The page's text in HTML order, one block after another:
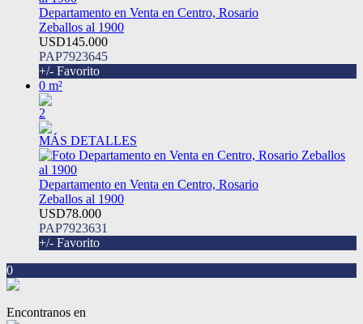
Departamento en Venta en Centro, Rosario
Zeballos al 1900
USD145.000
PAP7923645
+/- Favorito
0 m²
2
MÁS DETALLES
Departamento en Venta en Centro, Rosario
Zeballos al 1900
USD78.000
PAP7923631
+/- Favorito
0
Encontranos en